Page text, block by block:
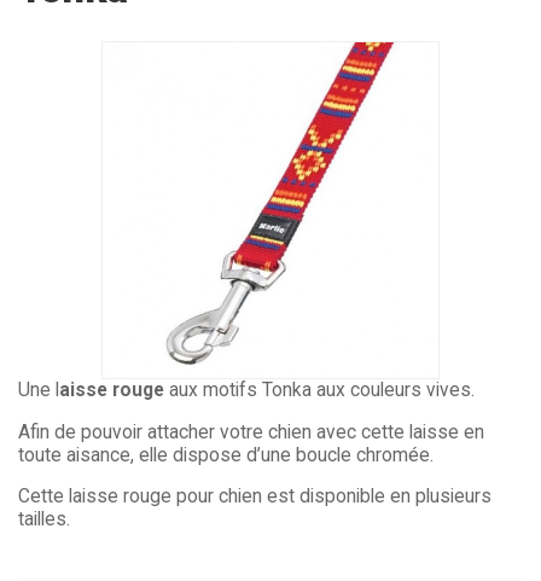
Une l aisse rouge aux motifs Tonka aux couleurs vives.
Afin de pouvoir attacher votre chien avec cette laisse en
toute aisance, elle dispose d’une boucle chromée.
Cette laisse rouge pour chien est disponible en plusieurs
tailles.